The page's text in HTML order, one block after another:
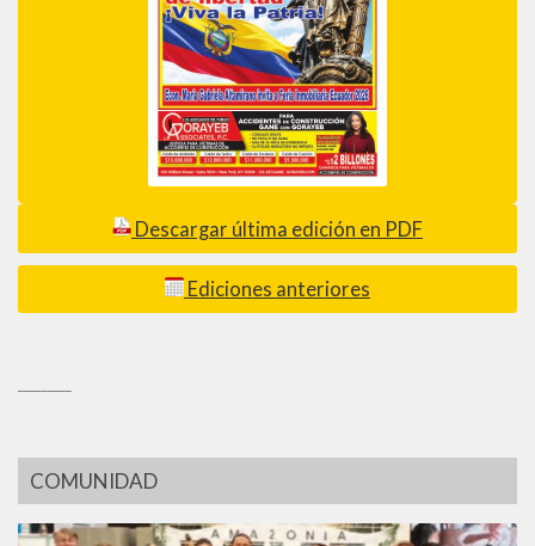
Descargar última edición en PDF
Ediciones anteriores
COMUNIDAD